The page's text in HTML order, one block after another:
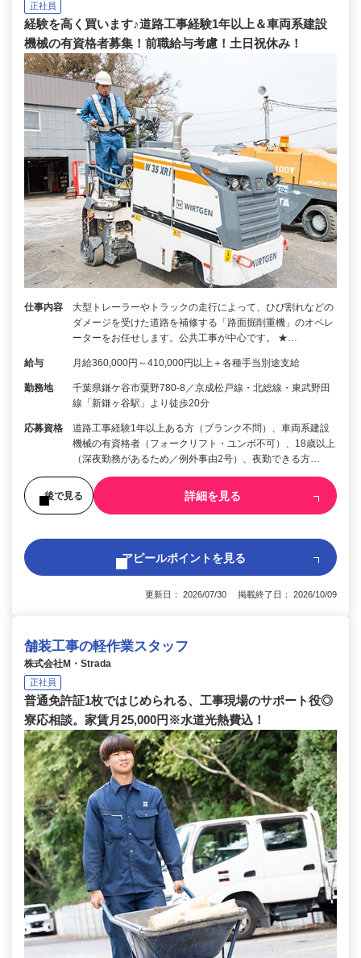
正社員
経験を高く買います♪道路工事経験1年以上＆車両系建設
機械の有資格者募集！前職給与考慮！土日祝休み！
仕事内容
大型トレーラーやトラックの走行によって、ひび割れなどの
ダメージを受けた道路を補修する「路面掘削重機」のオペレ
ーターをお任せします。公共工事が中心です。 ★…
給与 月給360,000円～410,000円以上＋各種手当別途支給
勤務地
千葉県鎌ケ谷市粟野780-8／京成松戸線・北総線・東武野田
線「新鎌ヶ谷駅」より徒歩20分
応募資格
道路工事経験1年以上ある方（ブランク不問）、車両系建設
機械の有資格者（フォークリフト・ユンボ不可）、18歳以上
（深夜勤務があるため／例外事由2号）、夜勤できる方…
後で見る 詳細を見る
アピールポイントを見る
更新日： 2026/07/30 掲載終了日： 2026/10/09
舗装工事の軽作業スタッフ
株式会社M・Strada
正社員
普通免許証1枚ではじめられる、工事現場のサポート役◎
寮応相談。家賃月25,000円※水道光熱費込！